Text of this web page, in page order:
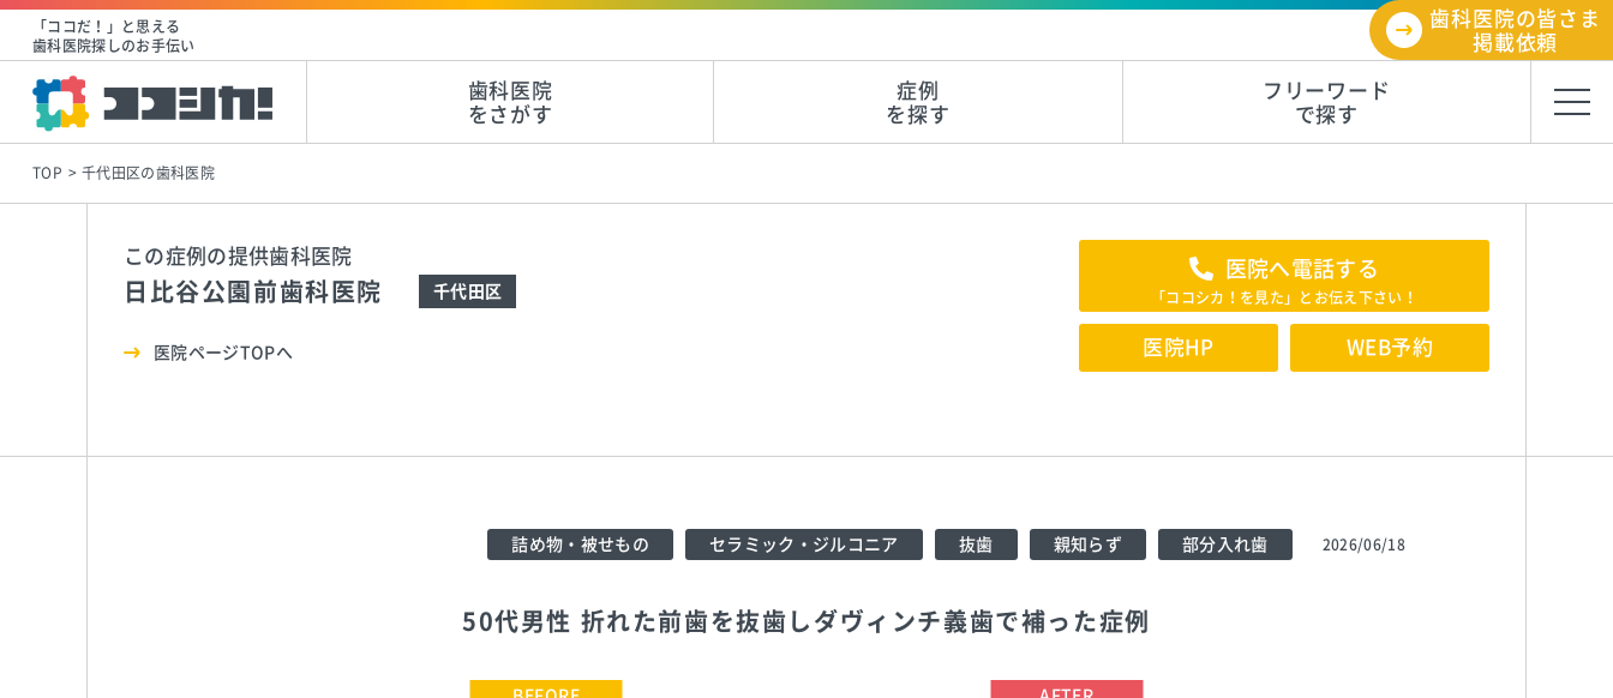
「ココだ！」と思える
歯科医院探しのお手伝い
歯科医院の皆さま
掲載依頼
歯科医院
をさがす
症例
を探す
フリーワード
で探す
TOP 千代田区の歯科医院
この症例の提供歯科医院
日比谷公園前歯科医院 千代田区
医院ページTOPへ
医院へ電話する
「ココシカ！を見た」とお伝え下さい！
医院HP WEB予約
詰め物・被せもの セラミック・ジルコニア 抜歯 親知らず 部分入れ歯 2026/06/18
50代男性 折れた前歯を抜歯しダヴィンチ義歯で補った症例